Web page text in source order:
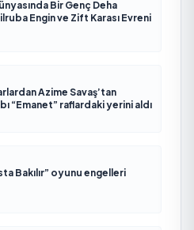
Bir Genç Deha
Engin ve Zift Karası Evreni
Azime Savaş’tan
“Emanet” raflardaki yerini aldı
Bakılır” oyunu engelleri